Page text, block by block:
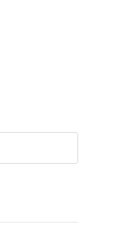
клавишу